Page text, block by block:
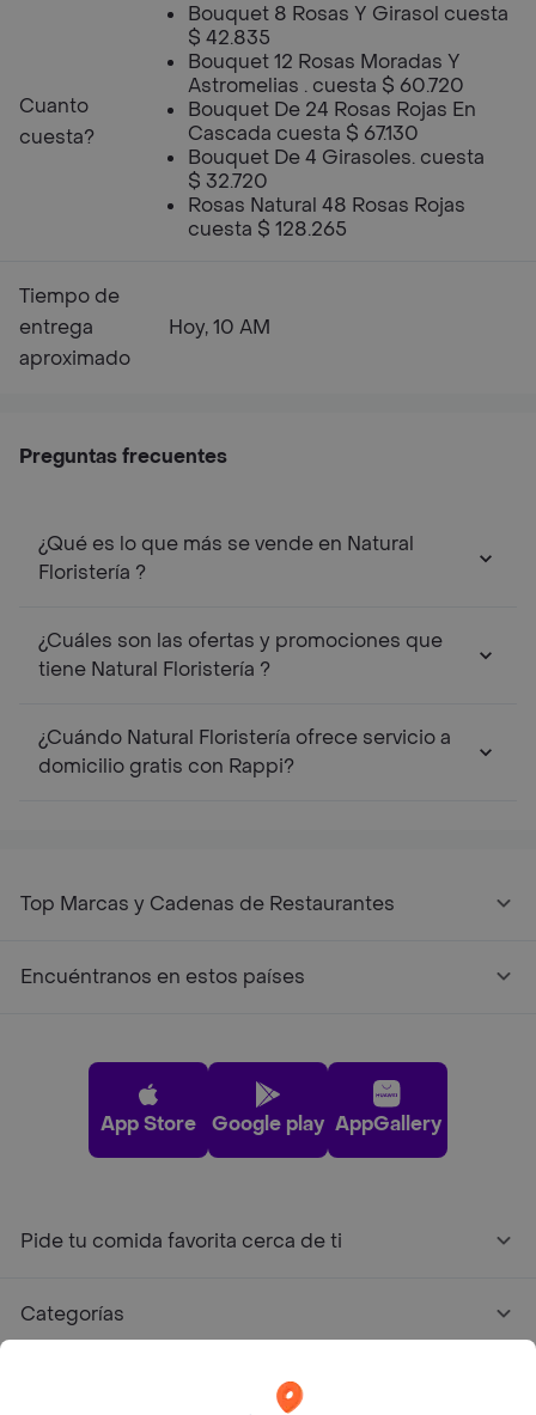
Cuanto
cuesta?
Bouquet 8 Rosas Y Girasol cuesta
$ 42.835
Bouquet 12 Rosas Moradas Y
Astromelias . cuesta $ 60.720
Bouquet De 24 Rosas Rojas En
Cascada cuesta $ 67.130
Bouquet De 4 Girasoles. cuesta
$ 32.720
Rosas Natural 48 Rosas Rojas
cuesta $ 128.265
Tiempo de
entrega
aproximado
Hoy, 10 AM
Preguntas frecuentes
¿Qué es lo que más se vende en Natural
Floristería ?
¿Cuáles son las ofertas y promociones que
tiene Natural Floristería ?
¿Cuándo Natural Floristería ofrece servicio a
domicilio gratis con Rappi?
Top Marcas y Cadenas de Restaurantes
Encuéntranos en estos países
App Store Google play AppGallery
Pide tu comida favorita cerca de ti
Categorías